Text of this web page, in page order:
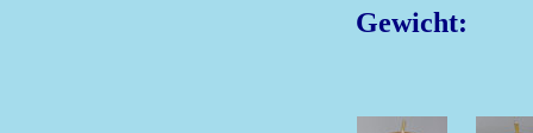
Gewicht: